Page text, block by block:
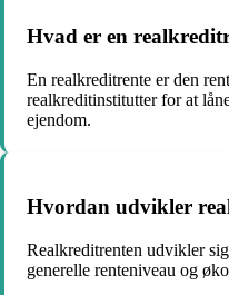
Hvad er en
En realkreditrente er den
realkreditinstitutter for at
ejendom.
Hvordan udvikler
Realkreditrenten udvikler
generelle renteniveau og